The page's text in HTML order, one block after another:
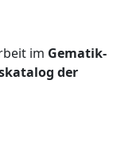
im Gematik-
der